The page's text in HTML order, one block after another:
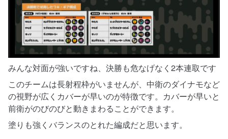
みんな対面が強いですね、決勝も危なげなく2本連取です
このチームは長射程枠がいませんが、中衛のダイナモなど
の視野が広くカバーが早いのが特徴です。カバーが早いと
前衛がのびのびと動きまわることができます。
塗りも強くバランスのとれた編成だと思います。